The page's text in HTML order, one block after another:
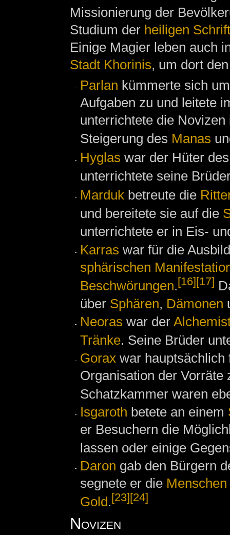
Missionierung der
Studium der heiligen
Einige Magier leben auch
Stadt Khorinis, um dort
Parlan kümmerte sich
Aufgaben zu und leitete
unterrichtete die
Steigerung des Manas
Hyglas war der Hüter
unterrichtete seine
Marduk betreute die
und bereitete sie auf die
unterrichtete er in Eis-
Karras war für die
sphärischen
Beschwörungen.[16][17]
über Sphären, Dämonen
Neoras war der
Tränke. Seine Brüder
Gorax war hauptsächlich
Organisation der
Schatzkammer waren
Isgaroth betete an einem
er Besuchern die
lassen oder einige
Daron gab den Bürgern
segnete er die Menschen
Gold. [23] [24]
Novizen